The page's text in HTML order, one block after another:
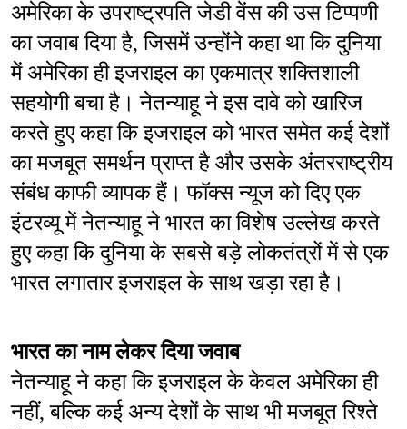
अमेरिका के उपराष्ट्रपति जेडी वेंस की उस टिप्पणी
का जवाब दिया है, जिसमें उन्होंने कहा था कि दुनिया
में अमेरिका ही इजराइल का एकमात्र शक्तिशाली
सहयोगी बचा है। नेतन्याहू ने इस दावे को खारिज
करते हुए कहा कि इजराइल को भारत समेत कई देशों
का मजबूत समर्थन प्राप्त है और उसके अंतरराष्ट्रीय
संबंध काफी व्यापक हैं। फॉक्स न्यूज को दिए एक
इंटरव्यू में नेतन्याहू ने भारत का विशेष उल्लेख करते
हुए कहा कि दुनिया के सबसे बड़े लोकतंत्रों में से एक
भारत लगातार इजराइल के साथ खड़ा रहा है।
भारत का नाम लेकर दिया जवाब
नेतन्याहू ने कहा कि इजराइल के केवल अमेरिका ही
नहीं, बल्कि कई अन्य देशों के साथ भी मजबूत रिश्ते